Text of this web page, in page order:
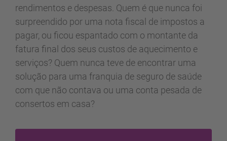
rendimentos e despesas. Quem é que nunca foi
surpreendido por uma nota fiscal de impostos a
pagar, ou ficou espantado com o montante da
fatura final dos seus custos de aquecimento e
serviços? Quem nunca teve de encontrar uma
solução para uma franquia de seguro de saúde
com que não contava ou uma conta pesada de
consertos em casa?